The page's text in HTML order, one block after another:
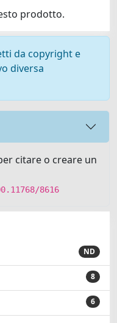
prodotto.
da copyright e
diversa
citare o creare un
8616
ND
8
6